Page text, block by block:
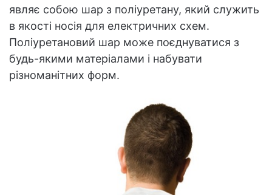
являє собою шар з поліуретану, який служить
в якості носія для електричних схем.
Поліуретановий шар може поєднуватися з
будь-якими матеріалами і набувати
різноманітних форм.